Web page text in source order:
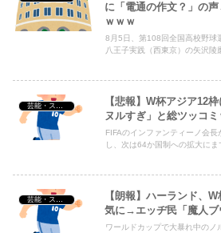
に「電通の作文？」の
ｗｗｗ
8月5日、第108回全国高校野球
八王子実践（西東京）の矢沢陵
【悲報】W杯アジア12
ヌルすぎ」と総ツッコミ
FIFAのインファンティーノ会
し、次は64か国制への拡大にま
芸能・スポーツ・Youtuber
【朗報】ハーランド、
気に→エッヂ民「魔人ブ
ワールドカップで大暴れ中のノ